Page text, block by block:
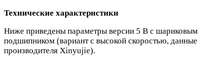
Технические характеристики
Ниже приведены параметры версии 5 В с шариковым
подшипником (вариант с высокой скоростью, данные
производителя Xinyujie).